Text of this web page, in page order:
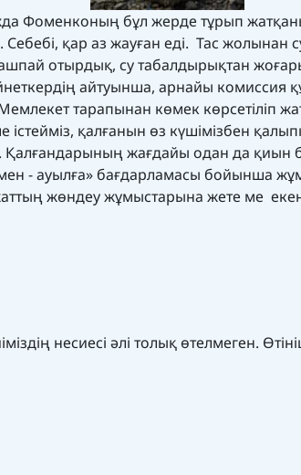
Фоменконың бұл жерде тұрып
Себебі, қар аз жауған еді. Тас
ашпай отырдық, су табалдырықтан
айтуынша, арнайы комиссия
Мемлекет тарапынан көмек
қалғанын өз күшімізбен
Қалғандарының жағдайы одан да
- ауылға» бағдарламасы бойынша
жөндеу жұмыстарына жете ме
несиесі әлі толық өтелмеген.